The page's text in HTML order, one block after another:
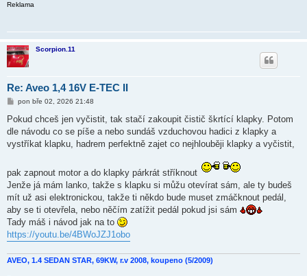
Reklama
Scorpion.11
Re: Aveo 1,4 16V E-TEC II
P
í
p
ě
pon bře 02, 2026 21:48
Pokud chceš jen vyčistit, tak stačí zakoupit čistič škrtící klapky. Potom
dle návodu co se píše a nebo sundáš vzduchovou hadici z klapky a
vystříkat klapku, hadrem perfektně zajet co nejhlouběji klapky a vyčistit,
pak zapnout motor a do klapky párkrát stříknout
Jenže já mám lanko, takže s klapku si můžu otevírat sám, ale ty budeš
mít už asi elektronickou, takže ti někdo bude muset zmáčknout pedál,
aby se ti otevřela, nebo něčím zatížit pedál pokud jsi sám
Tady máš i návod jak na to
https://youtu.be/4BWoJZJ1obo
AVEO, 1.4 SEDAN STAR, 69KW, r.v 2008, koupeno (5/2009)